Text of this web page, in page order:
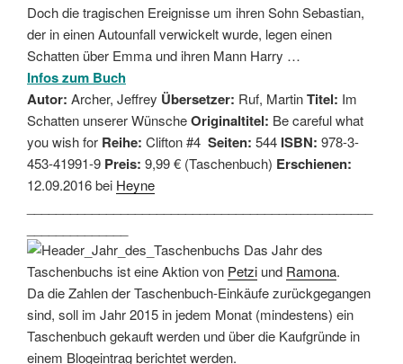
Doch die tragischen Ereignisse um ihren Sohn Sebastian,
der in einen Autounfall verwickelt wurde, legen einen
Schatten über Emma und ihren Mann Harry …
Infos zum Buch
Autor: Archer, Jeffrey Übersetzer: Ruf, MartinTitel: Im
Schatten unserer WünscheOriginaltitel: Be careful what
you wish for Reihe: Clifton #4 Seiten: 544 ISBN: 978-3-
453-41991-9 Preis: 9,99 € (Taschenbuch) Erschienen:
12.09.2016 bei Heyne
Das Jahr des
Taschenbuchs ist eine Aktion von Petzi und Ramona.
Da die Zahlen der Taschenbuch-Einkäufe zurückgegangen
sind, soll im Jahr 2015 in jedem Monat (mindestens) ein
Taschenbuch gekauft werden und über die Kaufgründe in
einem Blogeintrag berichtet werden.